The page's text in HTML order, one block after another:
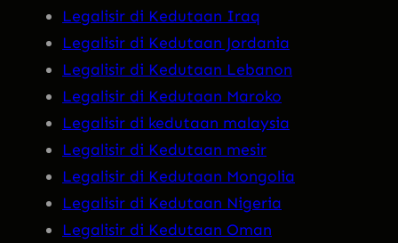
Legalisir di Kedutaan Iraq
Legalisir di Kedutaan Jordania
Legalisir di Kedutaan Lebanon
Legalisir di Kedutaan Maroko
Legalisir di kedutaan malaysia
Legalisir di Kedutaan mesir
Legalisir di Kedutaan Mongolia
Legalisir di Kedutaan Nigeria
Legalisir di Kedutaan Oman